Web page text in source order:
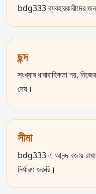
bdg333 ব্যবহারকারীদের
ছন্দ
সংখ্যার ধারাবাহিকতা নয়,
দেয়।
সীমা
bdg333 এ আনন্দ বজায়
নির্ধারণ জরুরি।